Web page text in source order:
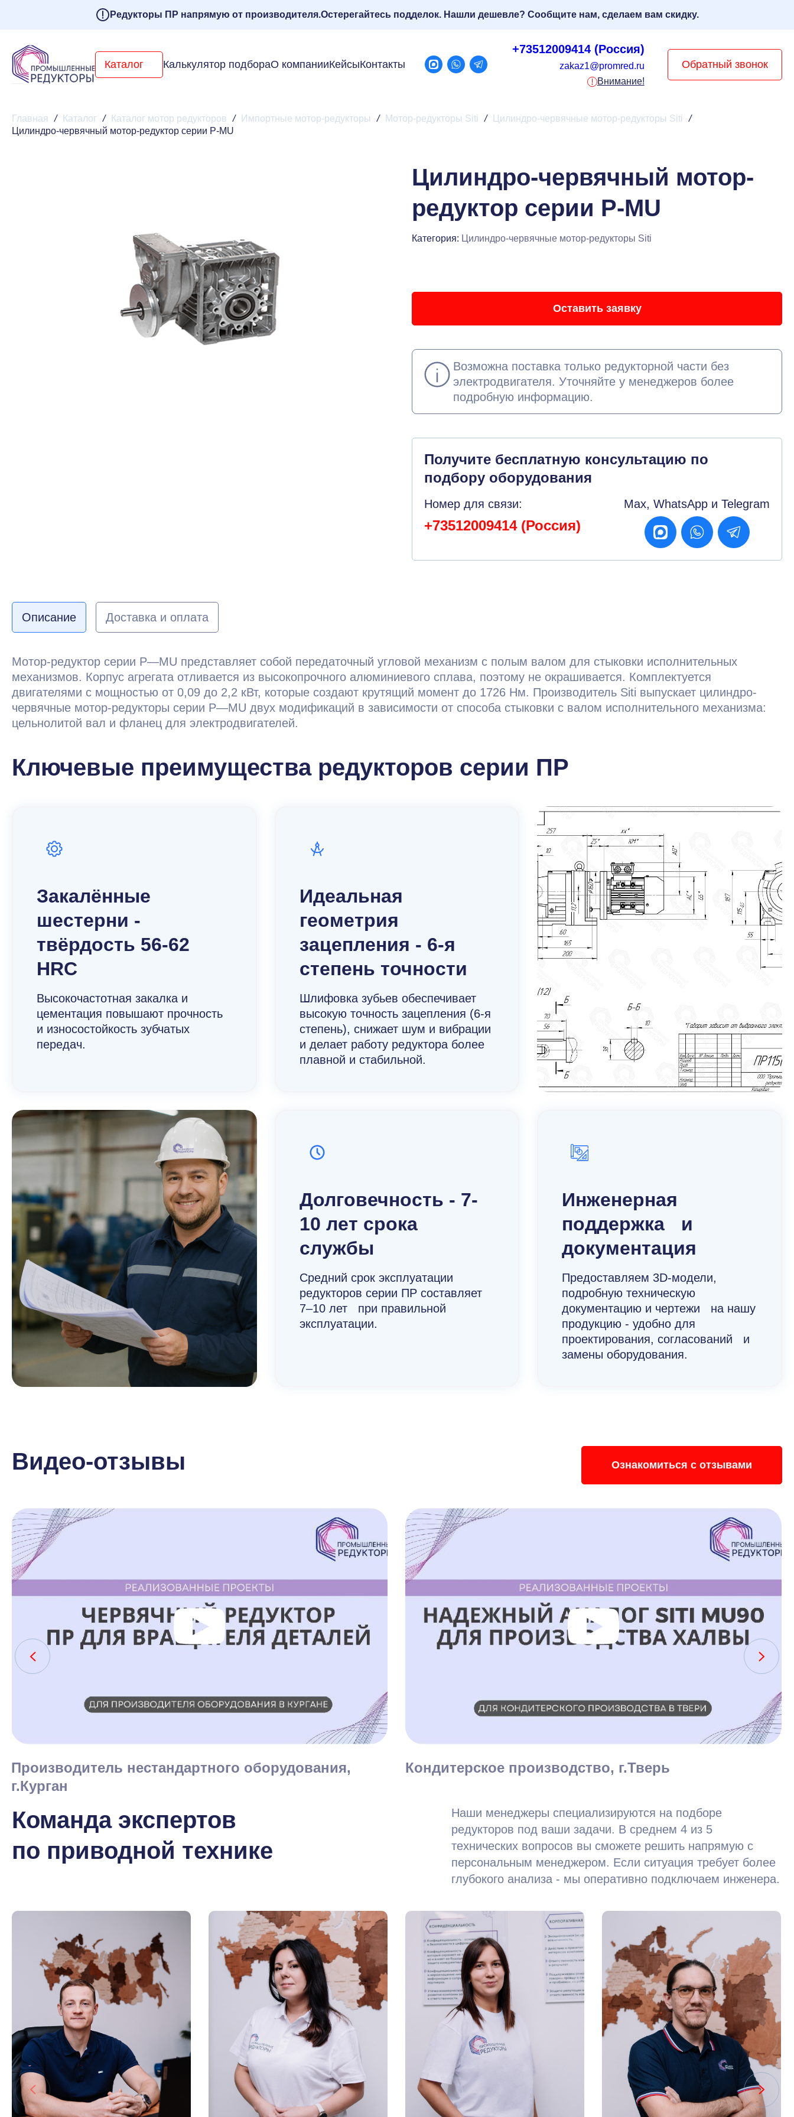
Редукторы ПР напрямую от производителя.Остерегайтесь подделок. Нашли дешевле? Сообщите нам, сделаем вам скидку.
Каталог Калькулятор подбораО компанииКейсыКонтакты
+73512009414 (Россия)
zakaz1@promred.ru
Внимание!
Обратный звонок
Главная / Каталог / Каталог мотор редукторов / Импортные мотор-редукторы / Мотор-редукторы Siti / Цилиндро-червячные мотор-редукторы Siti
/
Цилиндро-червячный мотор-редуктор серии P-MU
Цилиндро-червячный мотор-
редуктор серии P-MU
Категория: Цилиндро-червячные мотор-редукторы Siti
Оставить заявку
Возможна поставка только редукторной части без
электродвигателя. Уточняйте у менеджеров более
подробную информацию.
Получите бесплатную консультацию по
подбору оборудования
Номер для связи:
+73512009414 (Россия)
Max, WhatsApp и Telegram
Описание Доставка и оплата
Мотор-редуктор серии P—MU представляет собой передаточный угловой механизм с полым валом для стыковки исполнительных
механизмов. Корпус агрегата отливается из высокопрочного алюминиевого сплава, поэтому не окрашивается. Комплектуется
двигателями с мощностью от 0,09 до 2,2 кВт, которые создают крутящий момент до 1726 Нм. Производитель Siti выпускает цилиндро-
червячные мотор-редукторы серии P—MU двух модификаций в зависимости от способа стыковки с валом исполнительного механизма:
цельнолитой вал и фланец для электродвигателей.
Ключевые преимущества редукторов серии ПР
Закалённые
шестерни -
твёрдость 56-62
HRC
Высокочастотная закалка и
цементация повышают прочность
и износостойкость зубчатых
передач.
Идеальная
геометрия
зацепления - 6-я
степень точности
Шлифовка зубьев обеспечивает
высокую точность зацепления (6-я
степень), снижает шум и вибрации
и делает работу редуктора более
плавной и стабильной.
Долговечность - 7-
10 лет срока
службы
Средний срок эксплуатации
редукторов серии ПР составляет
7–10 лет при правильной
эксплуатации.
Инженерная
поддержка и
документация
Предоставляем 3D-модели,
подробную техническую
документацию и чертежи на нашу
продукцию - удобно для
проектирования, согласований и
замены оборудования.
Видео-отзывы Ознакомиться с отзывами
Производитель нестандартного оборудования,
г.Курган
Кондитерское производство, г.Тверь
Команда экспертов
по приводной технике
Наши менеджеры специализируются на подборе
редукторов под ваши задачи. В среднем 4 из 5
технических вопросов вы сможете решить напрямую с
персональным менеджером. Если ситуация требует более
глубокого анализа - мы оперативно подключаем инженера.